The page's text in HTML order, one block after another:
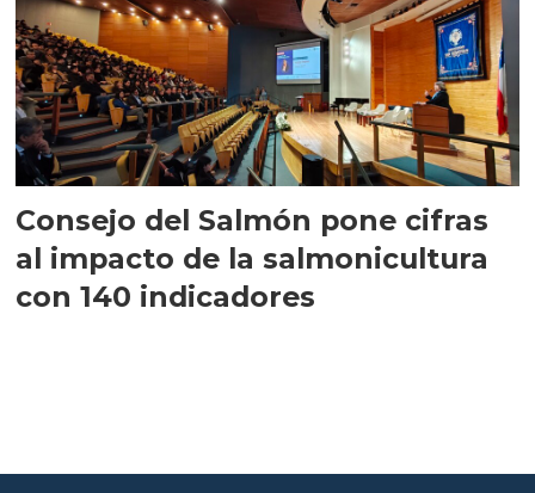
Consejo del Salmón pone cifras
al impacto de la salmonicultura
con 140 indicadores